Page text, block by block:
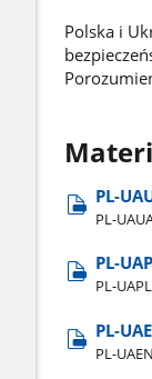
Polska i
PL-
PL-
PL-
PL-
PL-
PL-